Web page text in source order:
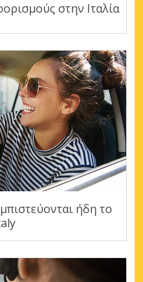
στην Ιταλία
ήδη το